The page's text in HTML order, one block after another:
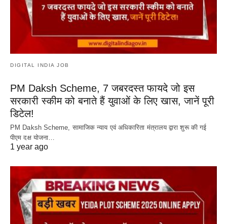
DIGITAL INDIA JOB
PM Daksh Scheme, 7 जबरदस्त फायदे जो इस
सरकारी स्कीम को बनाते हैं युवाओं के लिए खास, जानें पूरी
डिटेल!
PM Daksh Scheme, सामाजिक न्याय एवं अधिकारिता मंत्रालय द्वारा शुरू की गई
पीएम दक्ष योजना…
1 year ago